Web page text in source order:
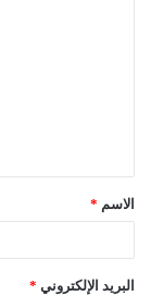
الاسم *
البريد الإلكتروني *